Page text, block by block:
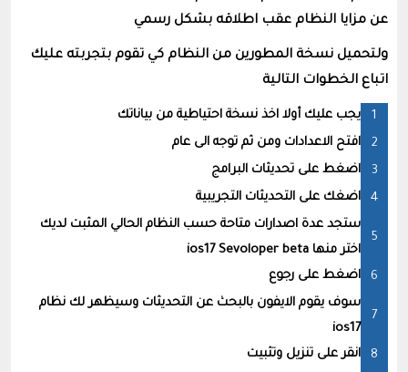
عن مزايا النظام عقب اطلاقه بشكل رسمي
ولتحميل نسخة المطورين من النظام كي تقوم بتجربته عليك
اتباع الخطوات التالية
يجب عليك أولا اخذ نسخة احتياطية من بياناتك
افتح الاعدادات ومن ثم توجه الى عام
اضغط على تحديثات البرامج
اضغك على التحديثات التجريبية
ستجد عدة اصدارات متاحة حسب النظام الحالي المثبت لديك
اختر منها ios17 Sevoloper beta
اضغط على رجوع
سوف يقوم الايفون بالبحث عن التحديثات وسيظهر لك نظام
ios17
انقر على تنزيل وتثبيت